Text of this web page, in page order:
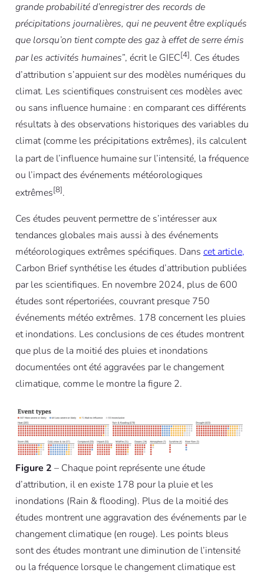
grande probabilité d’enregistrer des records de
précipitations journalières, qui ne peuvent être expliqués
que lorsqu’on tient compte des gaz à effet de serre émis
par les activités humaines”, écrit le GIEC[4]. Ces études
d’attribution s’appuient sur des modèles numériques du
climat. Les scientifiques construisent ces modèles avec
ou sans influence humaine : en comparant ces différents
résultats à des observations historiques des variables du
climat (comme les précipitations extrêmes), ils calculent
la part de l’influence humainesur l’intensité, la fréquence
ou l’impact des événements météorologiques
extrêmes[8].
Ces études peuvent permettre de s’intéresser aux
tendances globales mais aussi à des événements
météorologiques extrêmes spécifiques. Dans cet article,
Carbon Brief synthétise les études d’attribution publiées
par les scientifiques. En novembre 2024, plus de 600
études sont répertoriées, couvrant presque 750
événements météo extrêmes. 178 concernent les pluies
et inondations. Les conclusions de ces études montrent
que plus de la moitié des pluies et inondations
documentées ont été aggravées par le changement
climatique, comme le montre la figure 2.
Figure 2 – Chaque point représente une étude
d’attribution, il en existe 178 pour la pluie et les
inondations (Rain & flooding). Plus de la moitié des
études montrent une aggravation des événements par le
changement climatique (en rouge). Les points bleus
sont des études montrant une diminution de l’intensité
ou la fréquence lorsque le changement climatique est